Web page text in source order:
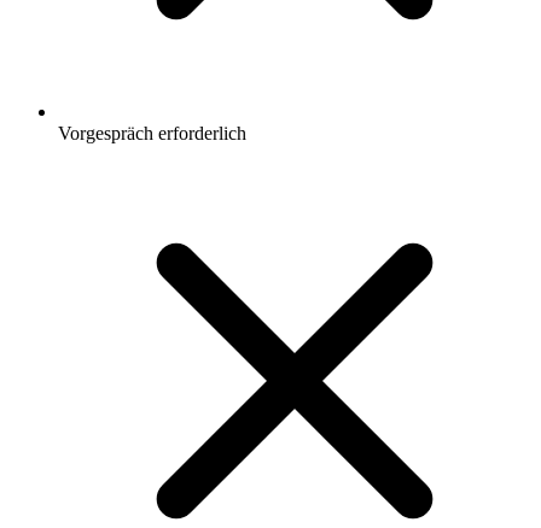
Vorgespräch erforderlich